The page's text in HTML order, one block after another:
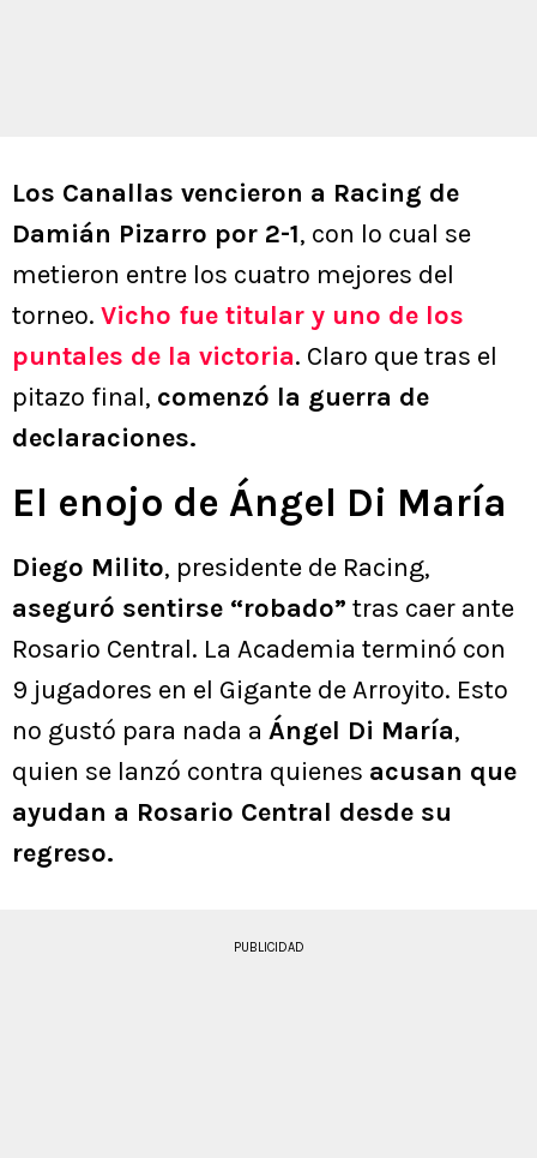
Los Canallas vencieron a Racing de
Damián Pizarro por 2-1, con lo cual se
metieron entre los cuatro mejores del
torneo. Vicho fue titular y uno de los
puntales de la victoria. Claro que tras el
pitazo final, comenzó la guerra de
declaraciones.
El enojo de Ángel Di María
Diego Milito, presidente de Racing,
aseguró sentirse “robado” tras caer ante
Rosario Central. La Academia terminó con
9 jugadores en el Gigante de Arroyito. Esto
no gustó para nada a Ángel Di María,
quien se lanzó contra quienes acusan que
ayudan a Rosario Central desde su
regreso.
PUBLICIDAD